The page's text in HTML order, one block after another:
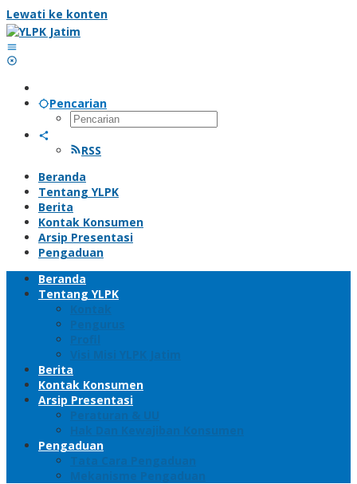
Lewati ke konten
Pencarian
RSS
Beranda
Tentang YLPK
Berita
Kontak Konsumen
Arsip Presentasi
Pengaduan
Beranda
Tentang YLPK
Kontak
Pengurus
Profil
Visi Misi YLPK Jatim
Berita
Kontak Konsumen
Arsip Presentasi
Peraturan & UU
Hak Dan Kewajiban Konsumen
Pengaduan
Tata Cara Pengaduan
Mekanisme Pengaduan